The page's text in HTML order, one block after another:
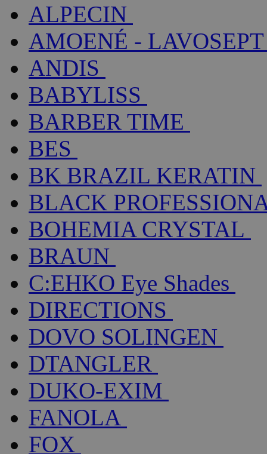
ALPECIN
AMOENÉ - LAVOSEPT
ANDIS
BABYLISS
BARBER TIME
BES
BK BRAZIL KERATIN
BLACK
BOHEMIA CRYSTAL
BRAUN
C:EHKO Eye Shades
DIRECTIONS
DOVO SOLINGEN
DTANGLER
DUKO-EXIM
FANOLA
FOX